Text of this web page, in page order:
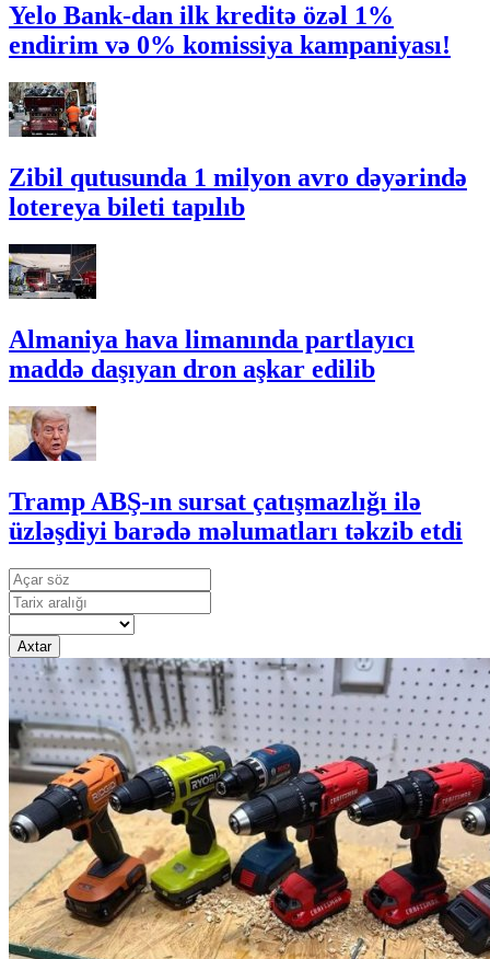
Yelo Bank-dan ilk kreditə özəl 1%
endirim və 0% komissiya kampaniyası!
Zibil qutusunda 1 milyon avro dəyərində
lotereya bileti tapılıb
Almaniya hava limanında partlayıcı
maddə daşıyan dron aşkar edilib
Tramp ABŞ-ın sursat çatışmazlığı ilə
üzləşdiyi barədə məlumatları təkzib etdi
Axtar